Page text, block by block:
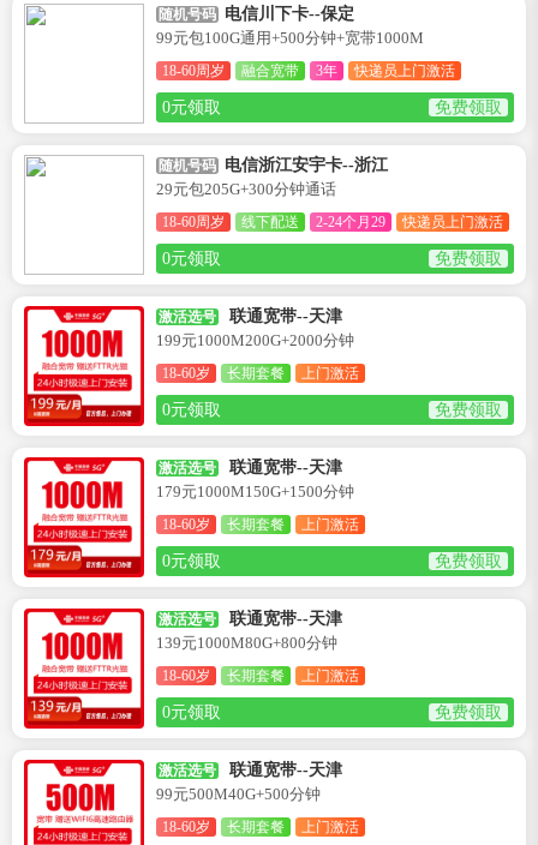
随机号码 电信川下卡--保定
99元包100G通用+500分钟+宽带1000M
18-60周岁 融合宽带 3年 快递员上门激活
0元领取 免费领取
随机号码 电信浙江安宇卡--浙江
29元包205G+300分钟通话
18-60周岁 线下配送 2-24个月29 快递员上门激活
0元领取 免费领取
激活选号
联通宽带--天津
199元1000M200G+2000分钟
18-60岁 长期套餐 上门激活
0元领取 免费领取
激活选号
联通宽带--天津
179元1000M150G+1500分钟
18-60岁 长期套餐 上门激活
0元领取 免费领取
激活选号
联通宽带--天津
139元1000M80G+800分钟
18-60岁 长期套餐 上门激活
0元领取 免费领取
激活选号
联通宽带--天津
99元500M40G+500分钟
18-60岁 长期套餐 上门激活